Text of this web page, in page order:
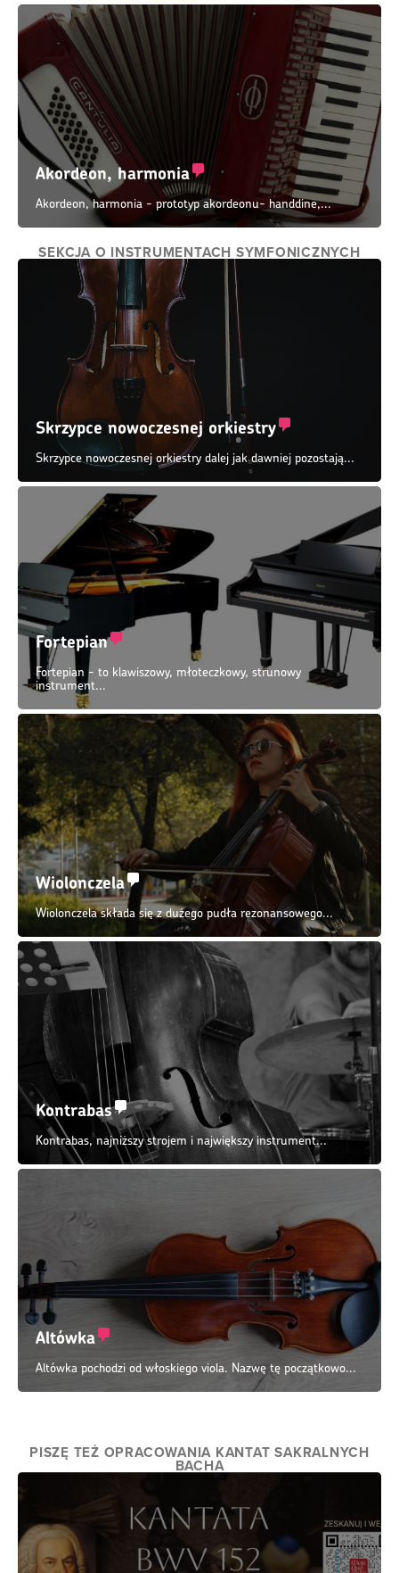
Akordeon, harmonia
Akordeon, harmonia - prototyp akordeonu- handdine,...
SEKCJA O INSTRUMENTACH SYMFONICZNYCH
Skrzypce nowoczesnej orkiestry
Skrzypce nowoczesnej orkiestry dalej jak dawniej pozostają...
Fortepian
Fortepian - to klawiszowy, młoteczkowy, strunowy
instrument...
Wiolonczela
Wiolonczela składa się z dużego pudła rezonansowego...
Kontrabas
Kontrabas, najniższy strojem i największy instrument...
Altówka
Altówka pochodzi od włoskiego viola. Nazwę tę początkowo...
PISZĘ TEŻ OPRACOWANIA KANTAT SAKRALNYCH
BACHA